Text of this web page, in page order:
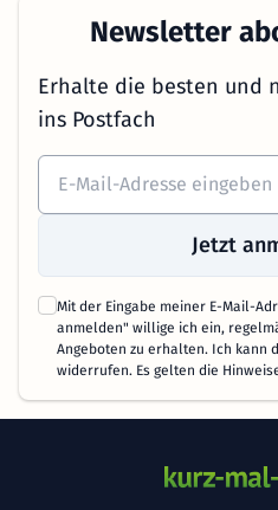
Newsletter
Erhalte die besten und
ins Postfach
Jetzt
Mit der Eingabe meiner E-Mail-
anmelden" willige ich ein,
Angeboten zu erhalten. Ich kann
widerrufen. Es gelten die